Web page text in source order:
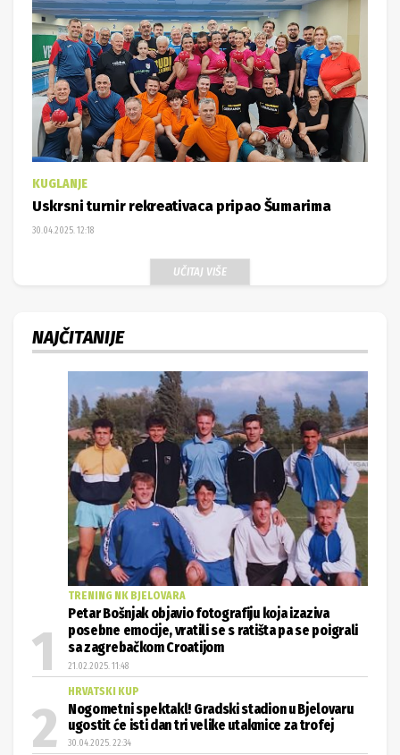
KUGLANJE
Uskrsni turnir rekreativaca pripao Šumarima
30.04.2025. 12:18
UČITAJ VIŠE
NAJČITANIJE
TRENING NK BJELOVARA
Petar Bošnjak objavio fotografiju koja izaziva
posebne emocije, vratili se s ratišta pa se poigrali
sa zagrebačkom Croatijom
21.02.2025. 11:48
HRVATSKI KUP
Nogometni spektakl! Gradski stadion u Bjelovaru
ugostit će isti dan tri velike utakmice za trofej
30.04.2025. 22:34